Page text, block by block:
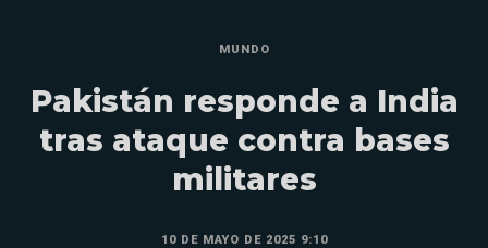
MUNDO
Pakistán responde a India
tras ataque contra bases
militares
10 DE MAYO DE 2025 9:10